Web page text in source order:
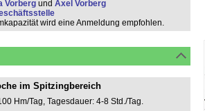
Vorbergund Axel Vorberg
wird eine Anmeldung empfohlen.
im Spitzingbereich
Hm/Tag, Tagesdauer: 4-8 Std./Tag.